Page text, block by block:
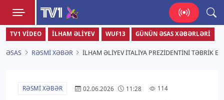
TV1
Zamanı bizimlə yaşa!
TV1 VIDEO İLHAM ƏLIYEV WUF13 GÜNÜN ƏSAS XƏBƏRLƏRI
ƏSAS RƏSMI XƏBƏR İLHAM ƏLIYEV İTALIYA PREZIDENTINI TƏBRIK
RƏSMI XƏBƏR 02.06.2026 11:28 114